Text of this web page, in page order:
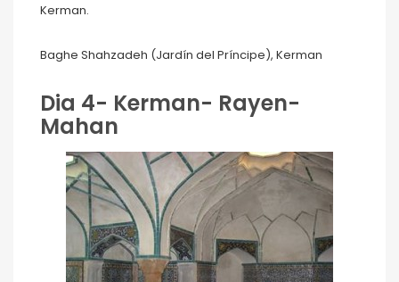
Kerman.
Baghe Shahzadeh (Jardín del Príncipe), Kerman
Dia 4- Kerman- Rayen-
Mahan